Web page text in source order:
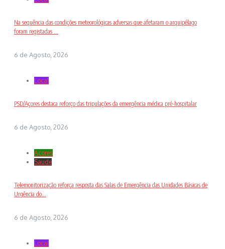
Na sequência das condições meteorológicas adversas que afetaram o arquipélago
foram registadas ...
6 de Agosto, 2026
Local
PSD/Açores destaca reforço das tripulações da emergência médica pré-hospitalar
6 de Agosto, 2026
Açores
Saude
Telemonitorização reforça resposta das Salas de Emergência das Unidades Básicas de
Urgência do...
6 de Agosto, 2026
Local